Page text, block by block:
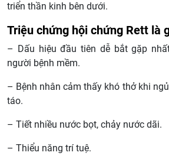
triển thần kinh bên dưới.
Triệu chứng hội chứng Rett là
– Dấu hiệu đầu tiên dễ bắt gặp
người bệnh mềm.
– Bệnh nhân cảm thấy khó thở khi
táo.
– Tiết nhiều nước bọt, chảy nước dãi.
– Thiểu năng trí tuệ.